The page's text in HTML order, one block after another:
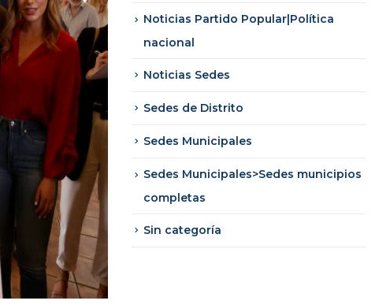
Noticias Partido Popular|Política
nacional
Noticias Sedes
Sedes de Distrito
Sedes Municipales
Sedes Municipales>Sedes municipios
completas
Sin categoría